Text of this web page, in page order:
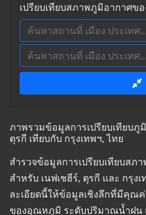
เปรียบเทียบสภาพภูมิอากาศข
ภาพรวมข้อมูลการเปรียบเทียบภู
ตุรกี เทียบกับ กรุงเทพฯ, ไทย
สำรวจข้อมูลการเปรียบเทียบส
สำหรับ เนฟเชฮีร์, ตุรกี และ กรุง
ละเอียดนี้ให้ข้อมูลเชิงลึกที่มีคุณค่
ของอุณหภูมิ ระดับปริมาณน้ำฝน